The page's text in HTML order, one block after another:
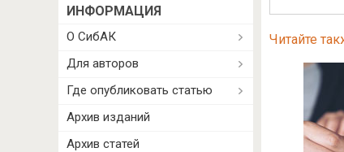
Читайте
ИНФОРМАЦИЯ
О СибАК
Для авторов
Где опубликовать статью
Архив изданий
Архив статей